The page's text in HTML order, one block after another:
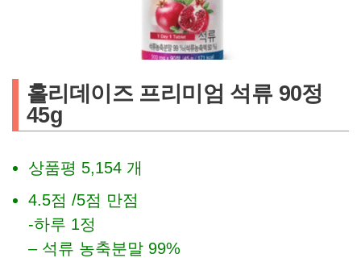
홀리데이즈 프리미엄 석류 90정
45g
상품평 5,154 개
4.5점 /5점 만점
-하루 1정
– 석류 농축분말 99%